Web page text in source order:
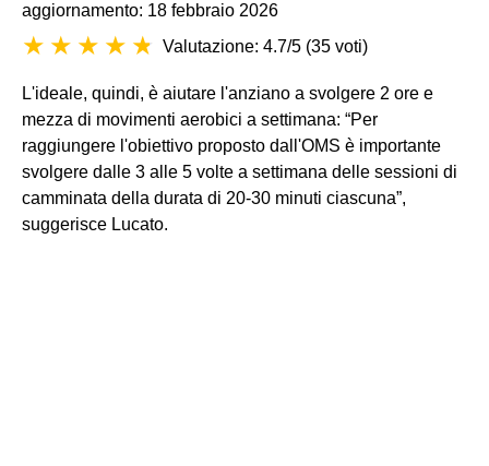
aggiornamento: 18 febbraio 2026
Valutazione: 4.7/5 (35 voti)
L'ideale, quindi, è aiutare l'anziano a svolgere 2 ore e
mezza di movimenti aerobici a settimana: “Per
raggiungere l'obiettivo proposto dall'OMS è importante
svolgere dalle 3 alle 5 volte a settimana delle sessioni di
camminata della durata di 20-30 minuti ciascuna”,
suggerisce Lucato.